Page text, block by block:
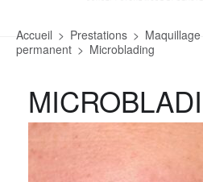
Accueil > Prestations > Maquillage
permanent > Microblading